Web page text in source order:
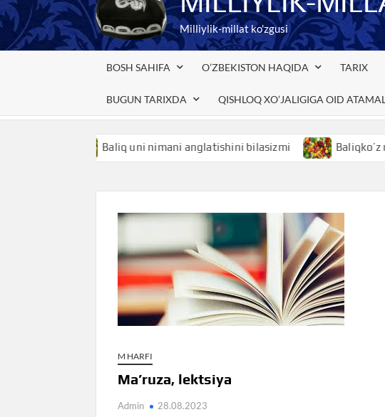
Milliylik-millat ko'zgusi
BOSH SAHIFA O’ZBEKISTON HAQIDA TARIX
BUGUN TARIXDA QISHLOQ XO’JALIGIGA OID
Baliq uni nimani anglatishini bilasizmi Baliqko’z nimani
M HARFI
Ma’ruza, lektsiya
Admin 28.08.2023